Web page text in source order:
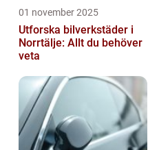
01 november 2025
Utforska bilverkstäder i
Norrtälje: Allt du behöver
veta